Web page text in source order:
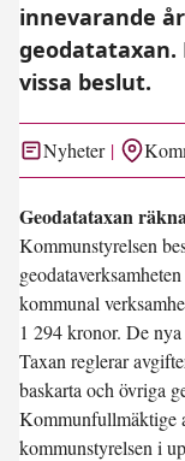
innevarande
vissa beslut.
Nyheter
Geodatataxan
Kommunstyrelsen
kommunal
1 294 kronor. De
Taxan reglerar
baskarta och övriga
Kommunfullmäktige
kommunstyrelsen i